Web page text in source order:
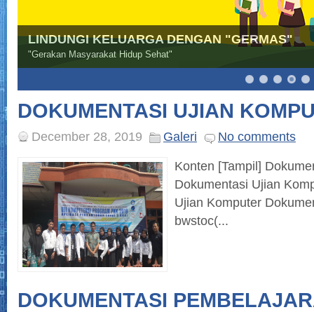
LINDUNGI KELUARGA DENGAN "GERMAS"
"Gerakan Masyarakat Hidup Sehat"
DOKUMENTASI UJIAN
December 28, 2019 Galeri
No comments
Konten [Tampil]
Dokumentasi Ujian
Ujian Komputer
bwstoc(...
DOKUMENTASI